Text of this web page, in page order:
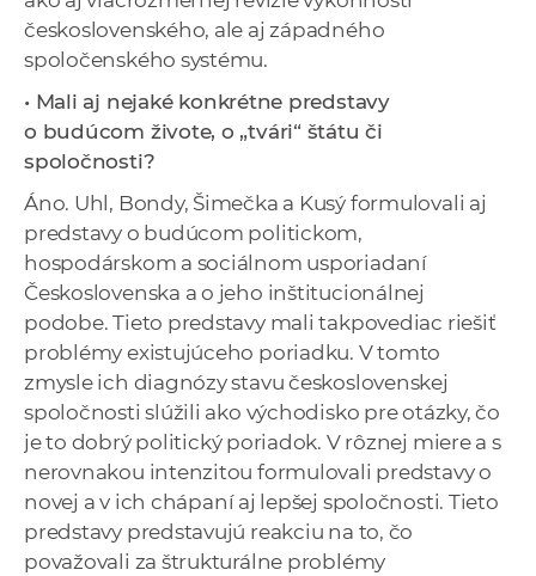
československého, ale aj západného
spoločenského systému.
• Mali aj nejaké konkrétne predstavy
o budúcom živote, o „tvári“ štátu či
spoločnosti?
Áno. Uhl, Bondy, Šimečka a Kusý formulovali aj
predstavy o budúcom politickom,
hospodárskom a sociálnom usporiadaní
Československa a o jeho inštitucionálnej
podobe. Tieto predstavy mali takpovediac riešiť
problémy existujúceho poriadku. V tomto
zmysle ich diagnózy stavu československej
spoločnosti slúžili ako východisko pre otázky, čo
je to dobrý politický poriadok. V rôznej miere a s
nerovnakou intenzitou formulovali predstavy o
novej a v ich chápaní aj lepšej spoločnosti. Tieto
predstavy predstavujú reakciu na to, čo
považovali za štrukturálne problémy